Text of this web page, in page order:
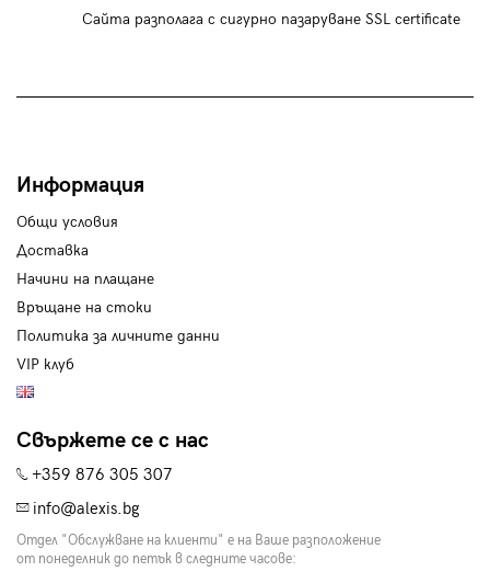
Сайта разполага с сигурно пазаруване SSL certificate
Информация
Общи условия
Доставка
Начини на плащане
Връщане на стоки
Политика за личните данни
VIP клуб
Свържете се с нас
+359 876 305 307
info@alexis.bg
Отдел "Обслужване на клиенти" е на Ваше разположение
от понеделник до петък в следните часове: